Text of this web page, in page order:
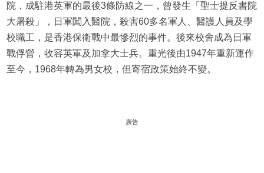
院，成駐港英軍的最後3條防線之一，曾發生「聖士提反書院
大屠殺」，日軍闖入醫院，殺害60多名軍人、醫護人員及學
校職工，是香港保衛戰中最慘烈的事件。後來校舍成為日軍
戰俘營，收容英軍及加拿大士兵。重光後由1947年重新運作
至今，1968年轉為男女校，但寄宿政策始終不變。
廣告